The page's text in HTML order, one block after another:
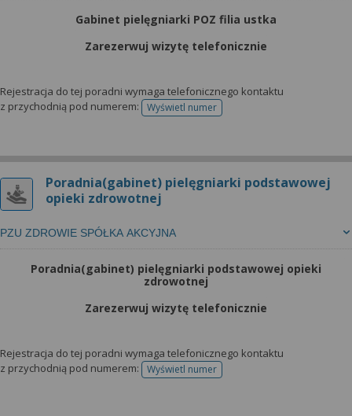
Gabinet pielęgniarki POZ filia ustka
Zarezerwuj wizytę telefonicznie
Rejestracja do tej poradni wymaga telefonicznego kontaktu
z przychodnią pod numerem:
Wyświetl numertelefonu do rejestracji
Poradnia(gabinet) pielęgniarki podstawowej
opieki zdrowotnej
PZU ZDROWIE SPÓŁKA AKCYJNA
Poradnia(gabinet) pielęgniarki podstawowej opieki
zdrowotnej
Zarezerwuj wizytę telefonicznie
Rejestracja do tej poradni wymaga telefonicznego kontaktu
z przychodnią pod numerem:
Wyświetl numertelefonu do rejestracji